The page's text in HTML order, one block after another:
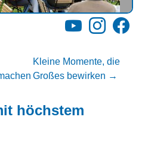
YouTubeInstagram
Kleine Momente, die
Großes bewirken →
höchstem